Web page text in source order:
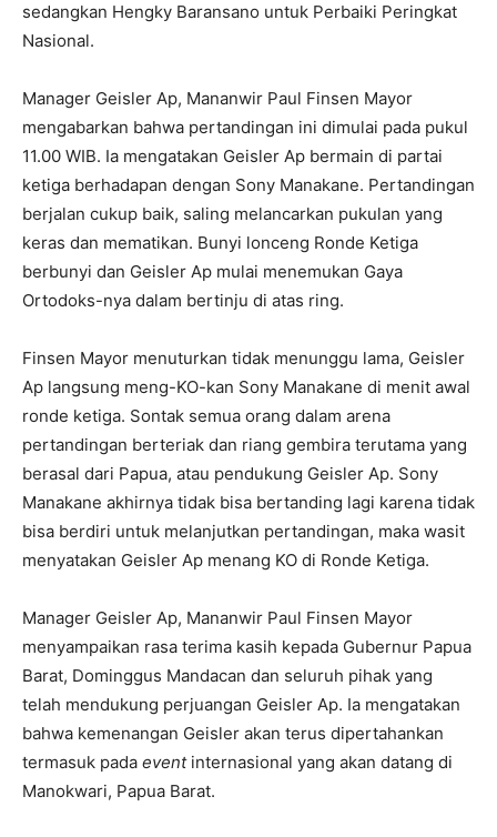
sedangkan Hengky Baransano untuk Perbaiki Peringkat
Nasional.
Manager Geisler Ap, Mananwir Paul Finsen Mayor
mengabarkan bahwa pertandingan ini dimulai pada pukul
11.00 WIB. Ia mengatakan Geisler Ap bermain di partai
ketiga berhadapan dengan Sony Manakane. Pertandingan
berjalan cukup baik, saling melancarkan pukulan yang
keras dan mematikan. Bunyi lonceng Ronde Ketiga
berbunyi dan Geisler Ap mulai menemukan Gaya
Ortodoks-nya dalam bertinju di atas ring.
Finsen Mayor menuturkan tidak menunggu lama, Geisler
Ap langsung meng-KO-kan Sony Manakane di menit awal
ronde ketiga. Sontak semua orang dalam arena
pertandingan berteriak dan riang gembira terutama yang
berasal dari Papua, atau pendukung Geisler Ap. Sony
Manakane akhirnya tidak bisa bertanding lagi karena tidak
bisa berdiri untuk melanjutkan pertandingan, maka wasit
menyatakan Geisler Ap menang KO di Ronde Ketiga.
Manager Geisler Ap, Mananwir Paul Finsen Mayor
menyampaikan rasa terima kasih kepada Gubernur Papua
Barat, Dominggus Mandacan dan seluruh pihak yang
telah mendukung perjuangan Geisler Ap. Ia mengatakan
bahwa kemenangan Geisler akan terus dipertahankan
termasuk pada event internasional yang akan datang di
Manokwari, Papua Barat.